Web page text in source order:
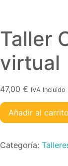
Taller
virtual
47,00 € IVA Incluido
Añadir al carrito
Categoría: